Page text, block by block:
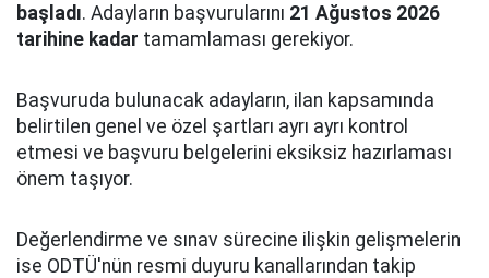
başladı. Adayların başvurularını 21 Ağustos 2026
tarihine kadar tamamlaması gerekiyor.
Başvuruda bulunacak adayların, ilan kapsamında
belirtilen genel ve özel şartları ayrı ayrı kontrol
etmesi ve başvuru belgelerini eksiksiz hazırlaması
önem taşıyor.
Değerlendirme ve sınav sürecine ilişkin gelişmelerin
ise ODTÜ'nün resmi duyuru kanallarından takip